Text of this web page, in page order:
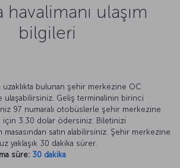
ulaşım
bilgileri
uzaklıkta bulunan şehir merkezine OC
ulaşabilirsiniz. Geliş terminalinin birinci
97 numaralı otobüslerle şehir merkezine
için 3.30 dolar ödersiniz. Biletinizi
masasından satın alabilirsiniz. Şehir merkezine
yaklaşık 30 dakika sürer.
süre: 30 dakika